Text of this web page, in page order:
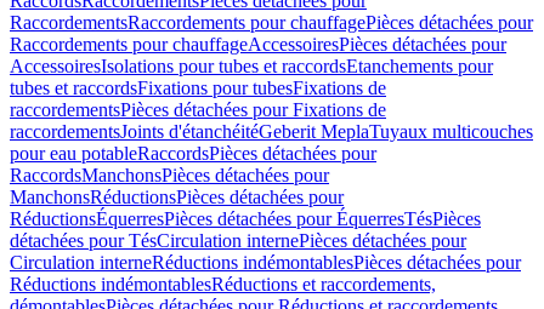
RaccordementsRaccordements pour chauffagePièces détachées pour
Raccordements pour chauffageAccessoiresPièces détachées pour
AccessoiresIsolations pour tubes et raccordsEtanchements pour
tubes et raccordsFixations pour tubesFixations de
raccordementsPièces détachées pour Fixations de
raccordementsJoints d'étanchéitéGeberit MeplaTuyaux multicouches
pour eau potableRaccordsPièces détachées pour
RaccordsManchonsPièces détachées pour
ManchonsRéductionsPièces détachées pour
RéductionsÉquerresPièces détachées pour ÉquerresTésPièces
détachées pour TésCirculation internePièces détachées pour
Circulation interneRéductions indémontablesPièces détachées pour
Réductions indémontablesRéductions et raccordements,